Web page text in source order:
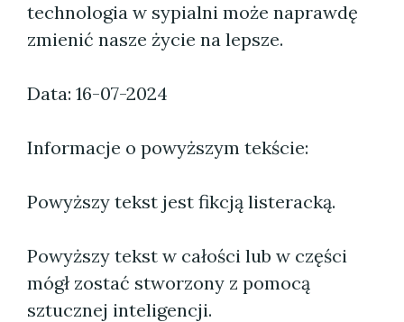
technologia w sypialni może naprawdę
zmienić nasze życie na lepsze.
Data: 16-07-2024
Informacje o powyższym tekście:
Powyższy tekst jest fikcją listeracką.
Powyższy tekst w całości lub w części
mógł zostać stworzony z pomocą
sztucznej inteligencji.